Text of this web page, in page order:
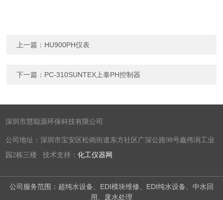
上一篇： HU900PH仪表
下一篇： PC-310SUNTEX上泰PH控制器
深圳市慧聪源环保科技有限公司
公司地址：深圳市宝安区松岗街道东方社区广深公路98号鑫伟润工业
园2栋三楼 技术支持：化工仪器网
公司服务范围：超纯水设备、EDI模块维修、EDI纯水设备、中水回
用、废水处理